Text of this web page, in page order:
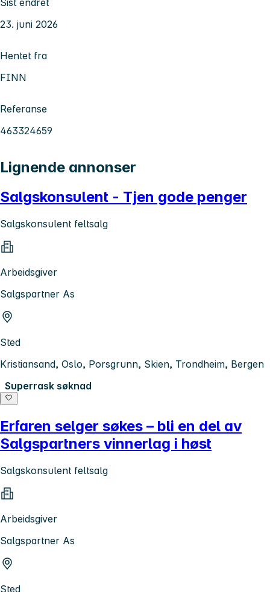
23. juni 2026
Hentet fra
FINN
Referanse
463324659
Lignende annonser
Salgskonsulent - Tjen gode penger
Salgskonsulent feltsalg
Arbeidsgiver
Salgspartner As
Sted
Kristiansand, Oslo, Porsgrunn, Skien, Trondheim, Bergen
Superrask søknad
Erfaren selger søkes – bli en del av
Salgspartners vinnerlag i høst
Salgskonsulent feltsalg
Arbeidsgiver
Salgspartner As
Sted